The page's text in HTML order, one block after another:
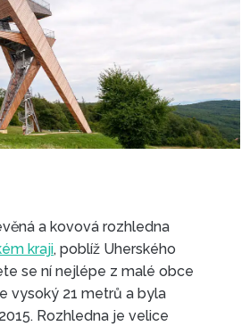
a kovová rozhledna
kraji, poblíž Uherského
se ní nejlépe z malé obce
vysoký 21 metrů a byla
Rozhledna je velice